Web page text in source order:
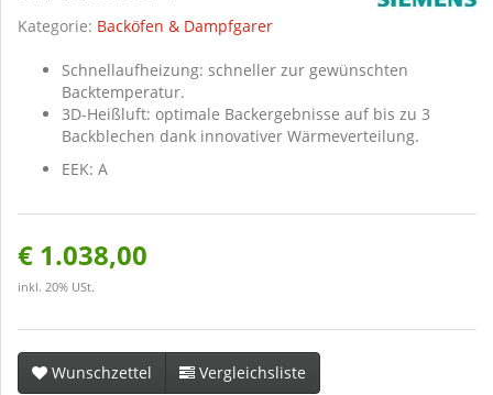
Kategorie: Backöfen & Dampfgarer
Schnellaufheizung: schneller zur gewünschten
Backtemperatur.
3D-Heißluft: optimale Backergebnisse auf bis zu 3
Backblechen dank innovativer Wärmeverteilung.
EEK: A
€ 1.038,00
inkl. 20% USt.
Wunschzettel Vergleichsliste